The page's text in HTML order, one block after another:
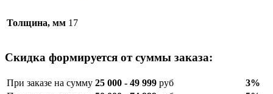
Толщина, мм 17
Скидка формируется от суммы заказа:
При заказе на сумму 25 000 - 49 999 руб
3%